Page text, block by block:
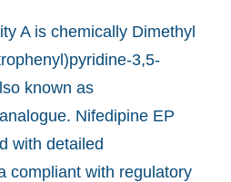
A is chemically Dimethyl
3,5-
known as
Nifedipine EP
with detailed
compliant with regulatory